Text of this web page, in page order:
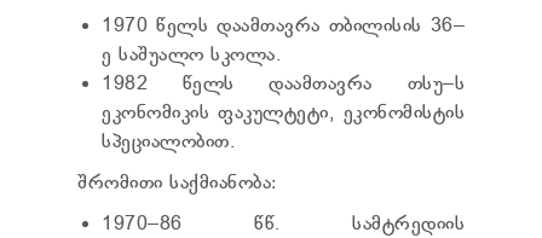
ᲢᲔᲜᲓᲔᲠᲔᲑᲘ
ᲞᲠᲔᲖᲘᲓᲔᲜᲢᲘᲡᲗᲕᲘᲡ ᲓᲐ
ᲞᲐᲠᲚᲐᲛᲔᲜᲢᲘᲡᲗᲕᲘᲡ ᲬᲐᲠᲡᲐᲓᲒᲔᲜᲘ ᲐᲜᲒᲐᲠᲘᲨᲘ
ᲡᲐᲯᲐᲠᲝ ᲘᲜᲤᲝᲠᲛᲐᲪᲘᲘᲡ ᲛᲝᲗᲮᲝᲕᲜᲐ
ᲞᲔᲠᲡᲝᲜᲐᲚᲣᲠ ᲛᲝᲜᲐᲪᲔᲛᲗᲐ ᲓᲐᲪᲕᲘᲡ
ᲒᲐᲡᲐᲩᲘᲕᲠᲔᲑᲘᲡ ᲬᲔᲡᲔᲑᲘ
1970 წელს დაამთავრა თბილისის 36–
ე საშუალო სკოლა.
1982 წელს დაამთავრა თსუ–ს
ეკონომიკის ფაკულტეტი, ეკონომისტის
სპეციალობით.
შრომითი საქმიანობა:
1970–86 წწ. სამტრედიის